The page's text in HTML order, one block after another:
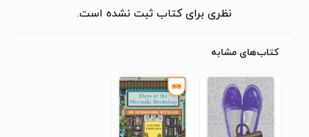
نظری برای کتاب ثبت نشده است.
کتاب‌های مشابه